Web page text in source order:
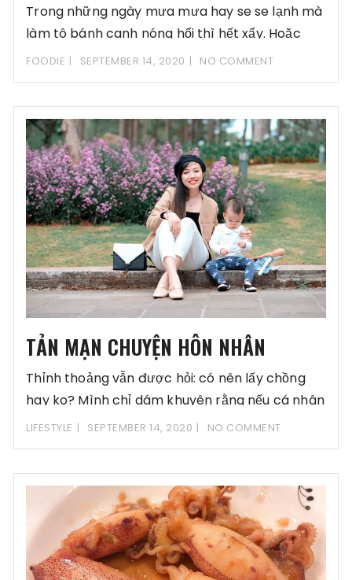
Trong những ngày mưa mưa hay se se lạnh mà
làm tô bánh canh nóng hổi thì hết xẩy. Hoặc
FOODIE SEPTEMBER 14, 2020 NO COMMENT
TẢN MẠN CHUYỆN HÔN NHÂN
Thỉnh thoảng vẫn được hỏi: có nên lấy chồng
hay ko? Mình chỉ dám khuyên rằng nếu cá nhân
cảm
LIFESTYLE SEPTEMBER 14, 2020 NO COMMENT